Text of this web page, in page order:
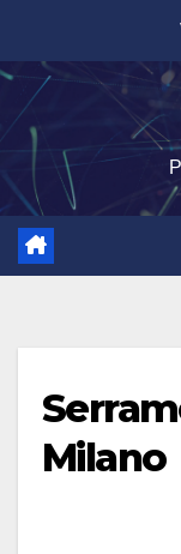
contenuto
Milano